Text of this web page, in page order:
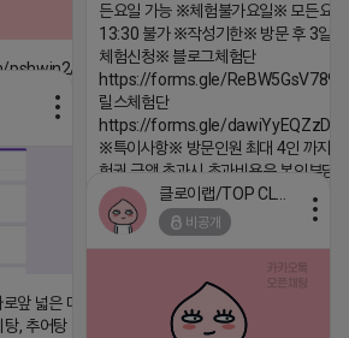
든요일 가능 ※체험불가요일※ 모든요
13:30 불가 ※작성기한※ 방문 후 3일
체험신청※ 블로그체험단
https://forms.gle/
릴스체험단
https://forms.gle/
※특이사항※ 방문인원 최대 4인 까지
험권 금액 초과시 초과비용은 본인부담
2026-04-18 17:13
pshwin2/224023970047
앞 넓은 매장과, 프
, 추어탕 맛집 10
비공개